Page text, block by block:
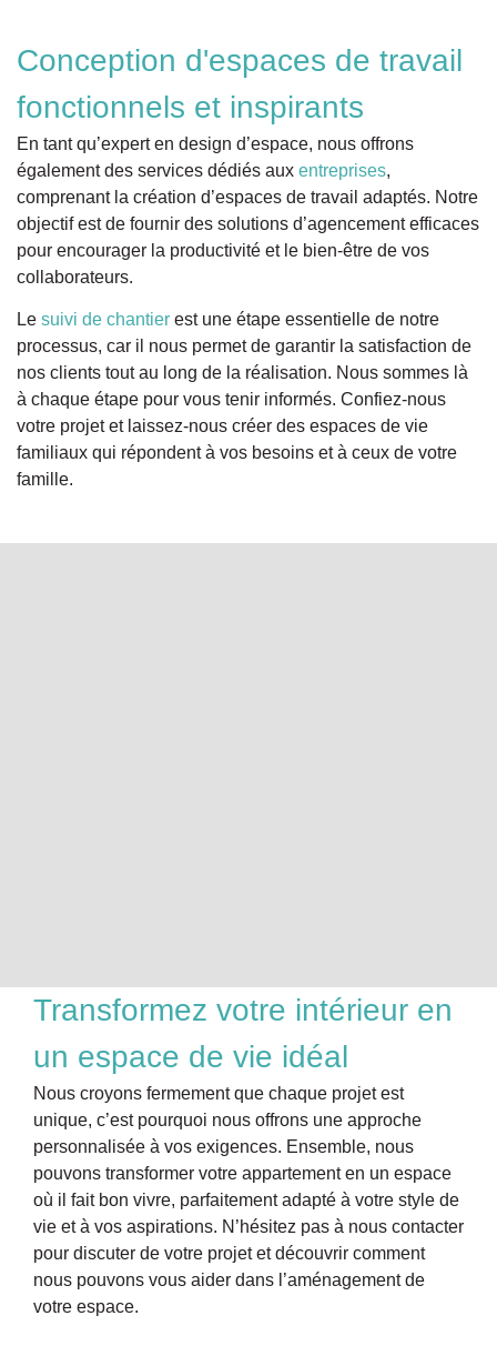
Conception d'espaces de travail
fonctionnels et inspirants
En tant qu’expert en design d’espace, nous offrons
également des services dédiés aux entreprises,
comprenant la création d’espaces de travail adaptés. Notre
objectif est de fournir des solutions d’agencement efficaces
pour encourager la productivité et le bien-être de vos
collaborateurs.
Le suivi de chantier est une étape essentielle de notre
processus, car il nous permet de garantir la satisfaction de
nos clients tout au long de la réalisation. Nous sommes là
à chaque étape pour vous tenir informés. Confiez-nous
votre projet et laissez-nous créer des espaces de vie
familiaux qui répondent à vos besoins et à ceux de votre
famille.
Transformez votre intérieur en
un espace de vie idéal
Nous croyons fermement que chaque projet est
unique, c’est pourquoi nous offrons une approche
personnalisée à vos exigences. Ensemble, nous
pouvons transformer votre appartement en un espace
où il fait bon vivre, parfaitement adapté à votre style de
vie et à vos aspirations. N’hésitez pas à nous contacter
pour discuter de votre projet et découvrir comment
nous pouvons vous aider dans l’aménagement de
votre espace.